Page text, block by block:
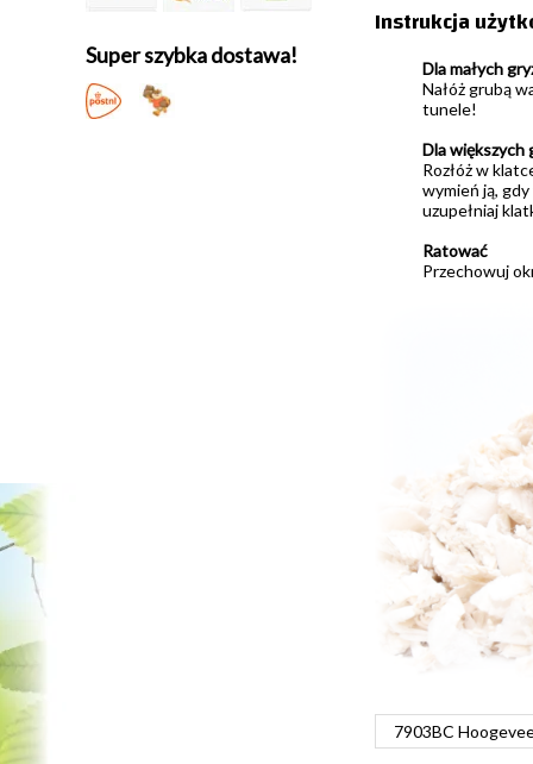
Super szybka dostawa!
Instrukcja
Dla małych
Nałóż grubą
tunele!
Dla większych
Rozłóż w
wymień ją,
uzupełniaj
Ratować
Przechowuj
7903BC